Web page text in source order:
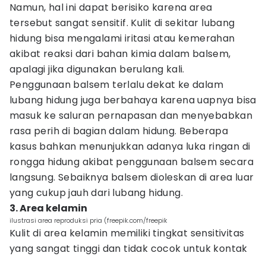
Namun, hal ini dapat berisiko karena area
tersebut sangat sensitif. Kulit di sekitar lubang
hidung bisa mengalami iritasi atau kemerahan
akibat reaksi dari bahan kimia dalam balsem,
apalagi jika digunakan berulang kali.
Penggunaan balsem terlalu dekat ke dalam
lubang hidung juga berbahaya karena uapnya bisa
masuk ke saluran pernapasan dan menyebabkan
rasa perih di bagian dalam hidung. Beberapa
kasus bahkan menunjukkan adanya luka ringan di
rongga hidung akibat penggunaan balsem secara
langsung. Sebaiknya balsem dioleskan di area luar
yang cukup jauh dari lubang hidung.
3. Area kelamin
ilustrasi area reproduksi pria (freepik.com/freepik
Kulit di area kelamin memiliki tingkat sensitivitas
yang sangat tinggi dan tidak cocok untuk kontak